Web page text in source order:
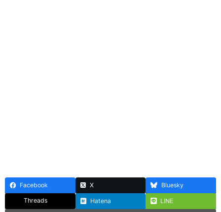
Facebook X Bluesky
Threads Hatena LINE